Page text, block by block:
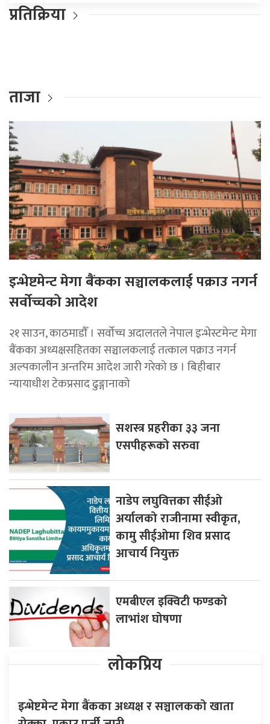
प्रतिक्रिया
ताजा
इन्भेष्टमेन्ट मेगा बैंकका सञ्चालकलाई पक्राउ नगर्न
सर्वोच्चको आदेश
२१ साउन, काठमाडाैँ । सर्वोच्च अदालतले नेपाल इन्भेस्टमेन्ट मेगा
बैंकका अध्यक्षसहितका सञ्चालकलाई तत्काल पक्राउ नगर्न
अल्पकालीन अन्तरिम आदेश जारी गरेको छ । बिहीबार
न्यायाधीश टेकप्रसाद ढुङ्गानाको
सशस्त्र प्रहरीका ३३ जना
एसपीहरूको सरुवा
नाडेप लघुवित्तका सीईओ
अर्यालको राजीनामा स्वीकृत,
कामु सीईओमा शिव प्रसाद
आचार्य नियुक्त
एमबीएल इक्विटी फण्डको
लाभांश घोषणा
लोकप्रिय
इन्भेष्टमेन्ट मेगा बैंकका अध्यक्ष र सञ्चालकको खाता